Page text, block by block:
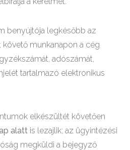
benyújtója legkésőbb az
munkanapon a cég
adószámát,
tartalmazó elektronikus
elkészültét követően
alatt is lezajlik; az ügyintézési
megküldi a bejegyző